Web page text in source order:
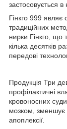
застосовується
Гінкго 999 являє
традиційних
нирки Гінкго, що
кілька десятків
передові
Продукція Три
профілактичні
кровоносних
мозком, зменшує
апоплексії.